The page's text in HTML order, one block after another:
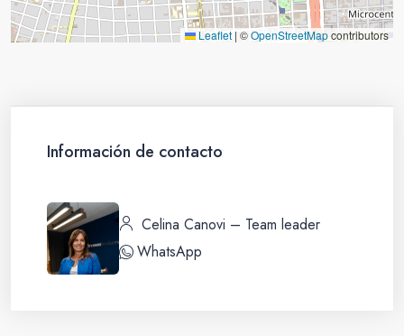
Leaflet | ©OpenStreetMapcontributors
Información de contacto
Celina Canovi – Team leader
WhatsApp